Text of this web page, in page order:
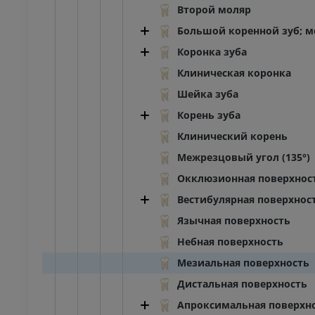
Второй моляр
Большой коренной зуб;
Коронка зуба
Клиническая коронка
Шейка зуба
Корень зуба
Клинический корень
Межрезцовый угол (135°)
Окклюзионная
Вестибулярная
Язычная поверхность
Небная поверхность
Мезиальная поверхность
Дистальная поверхность
Апроксимальная